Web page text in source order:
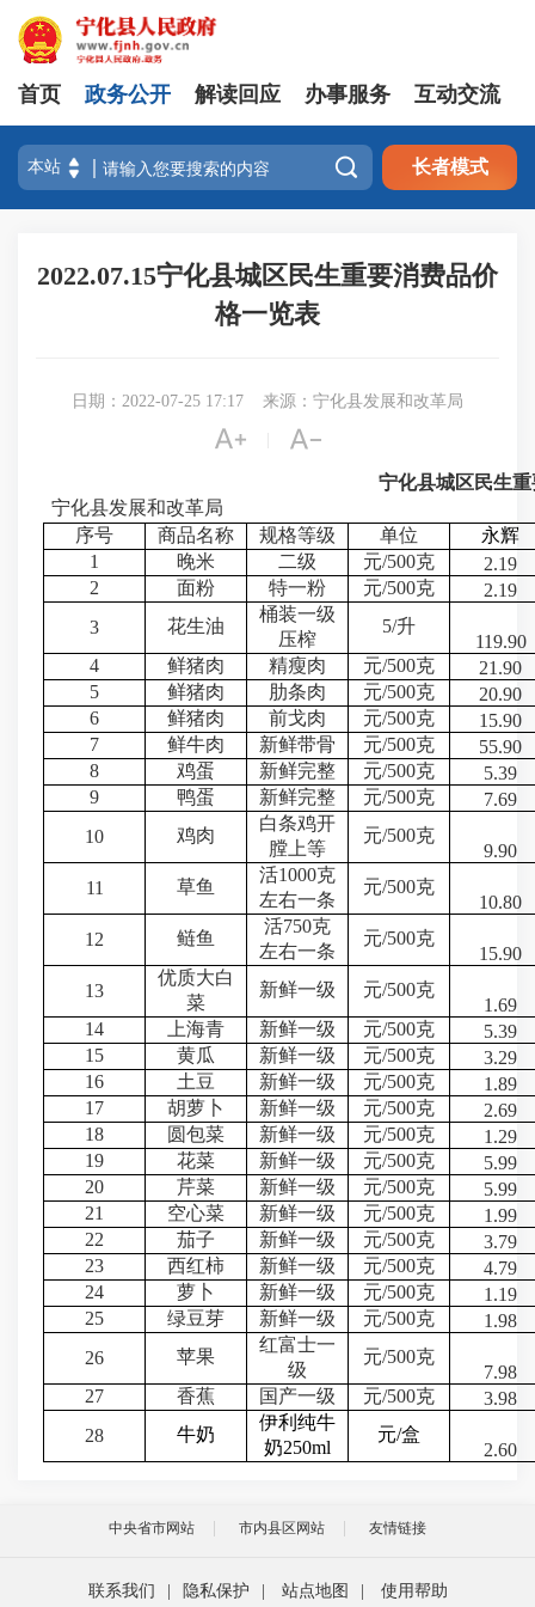
首页 政务公开 解读回应 办事服务 互动交流
 长者模式
2022.07.15宁化县城区民生重要消费品价
格一览表
日期：2022-07-25 17:17 来源：宁化县发展和改革局
 
宁化县城区民生
宁化县发展和改革局
序号
商品名称 规格等级 单位
永辉
1
晚米 二级 元/500克
2.19
2
面粉 特一粉 元/500克
2.19
3
花生油
桶装一级
压榨
5/升
119.90
4
鲜猪肉 精瘦肉 元/500克
21.90
5
鲜猪肉 肋条肉 元/500克
20.90
6
鲜猪肉 前戈肉 元/500克
15.90
7
鲜牛肉 新鲜带骨 元/500克
55.90
8
鸡蛋 新鲜完整 元/500克
5.39
9
鸭蛋 新鲜完整 元/500克
7.69
10
鸡肉
白条鸡开
膛上等
元/500克
9.90
11
草鱼
活1000克
左右一条
元/500克
10.80
12
鲢鱼
活750克
左右一条
元/500克
15.90
13
优质大白
菜
新鲜一级 元/500克
1.69
14
上海青 新鲜一级 元/500克
5.39
15
黄瓜 新鲜一级 元/500克
3.29
16
土豆 新鲜一级 元/500克
1.89
17
胡萝卜 新鲜一级 元/500克
2.69
18
圆包菜 新鲜一级 元/500克
1.29
19
花菜 新鲜一级 元/500克
5.99
20
芹菜 新鲜一级 元/500克
5.99
21
空心菜 新鲜一级 元/500克
1.99
22
茄子 新鲜一级 元/500克
3.79
23
西红柿 新鲜一级 元/500克
4.79
24
萝卜 新鲜一级 元/500克
1.19
25
绿豆芽 新鲜一级 元/500克
1.98
26
苹果
红富士一
级
元/500克
7.98
27
香蕉 国产一级 元/500克
3.98
28
牛奶
伊利纯牛
奶250ml
元/盒
2.60
中央省市网站 市内县区网站 友情链接
联系我们 隐私保护 站点地图 使用帮助